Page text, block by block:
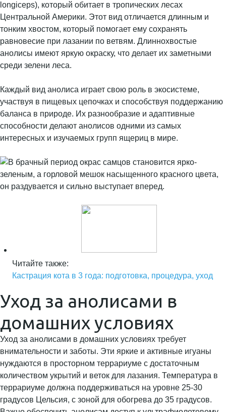
longiceps), который обитает в тропических лесах
Центральной Америки. Этот вид отличается длинным и
тонким хвостом, который помогает ему сохранять
равновесие при лазании по ветвям. Длиннохвостые
анолисы имеют яркую окраску, что делает их заметными
среди зелени леса.
Каждый вид анолиса играет свою роль в экосистеме,
участвуя в пищевых цепочках и способствуя поддержанию
баланса в природе. Их разнообразие и адаптивные
способности делают анолисов одними из самых
интересных и изучаемых групп ящериц в мире.
Читайте также:
Кастрация кота в 3 года: подготовка, процедура, уход
Уход за анолисами в
домашних условиях
Уход за анолисами в домашних условиях требует
внимательности и заботы. Эти яркие и активные игуаны
нуждаются в просторном террариуме с достаточным
количеством укрытий и веток для лазания. Температура в
террариуме должна поддерживаться на уровне 25-30
градусов Цельсия, с зоной для обогрева до 35 градусов.